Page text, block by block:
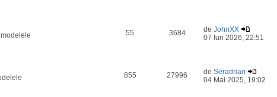
55 3684 deJohnXX
07 Iun 2026, 22:51
855 27996 deSeradrian
04 Mai 2025, 19:02